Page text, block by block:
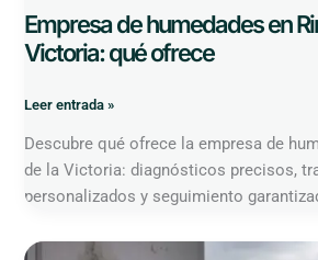
Empresa de humedades en
Victoria: qué ofrece
Leer entrada »
Descubre qué ofrece la empresa de
de la Victoria: diagnósticos precisos,
personalizados y seguimiento
señal